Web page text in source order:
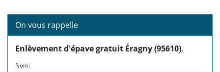
On vous rappelle
Enlèvement d'épave gratuit Éragny (95610).
Nom: